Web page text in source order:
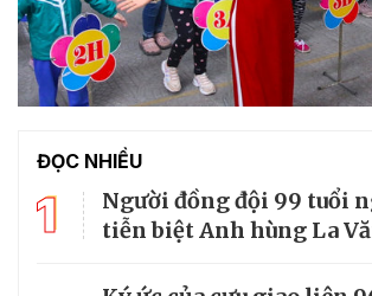
ĐỌC NHIỀU
1
Người đồng đội 99 tuổi
tiễn biệt Anh hùng La